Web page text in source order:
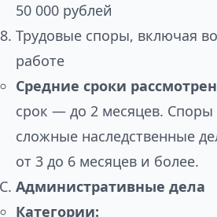
50 000 рублей
Трудовые споры, включая
работе
Средние сроки
срок — до 2 месяцев. Споры
сложные наследственные
от 3 до 6 месяцев и более.
Административные дела
Категории: